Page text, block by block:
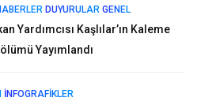
DUYURULAR GENEL
Yardımcısı Kaşlılar’ın Kaleme
Yayımlandı
İNFOGRAFIKLER